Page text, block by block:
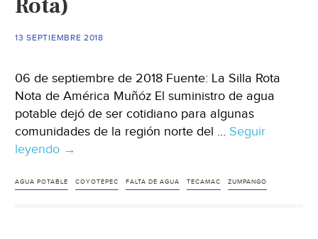
13 SEPTIEMBRE 2018
06 de septiembre de 2018 Fuente: La Silla Rota
Nota de América Muñóz El suministro de agua
potable dejó de ser cotidiano para algunas
comunidades de la región norte del … Seguir
leyendo La
del
→
AGUA POTABLE COYOTEPEC FALTA DE AGUA TECAMAC ZUMPANGO